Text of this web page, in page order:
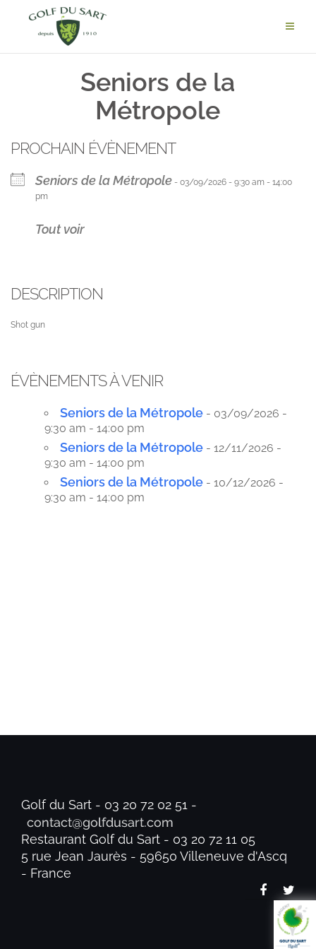
Seniors de la
Métropole
PROCHAIN ÉVÈNEMENT
Seniors de la Métropole - 03/09/2026 - 9:30 am - 14:00
pm
Tout voir
DESCRIPTION
Shot gun
ÉVÈNEMENTS À VENIR
Seniors de la Métropole - 03/09/2026 -
9:30 am - 14:00 pm
Seniors de la Métropole - 12/11/2026 -
9:30 am - 14:00 pm
Seniors de la Métropole - 10/12/2026 -
9:30 am - 14:00 pm
Golf du Sart - 03 20 72 02 51 -
Restaurant Golf du Sart - 03 20 72 11 05
5 rue Jean Jaurès - 59650 Villeneuve d'Ascq
- France